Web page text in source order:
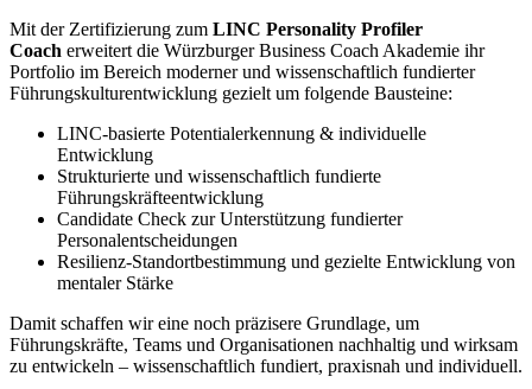
Mit der Zertifizierung zum LINC Personality Profiler
Coach erweitert die Würzburger Business Coach Akademie ihr
Portfolio im Bereich moderner und wissenschaftlich fundierter
Führungskulturentwicklung gezielt um folgende Bausteine:
LINC-basierte Potentialerkennung & individuelle
Entwicklung
Strukturierte und wissenschaftlich fundierte
Führungskräfteentwicklung
Candidate Check zur Unterstützung fundierter
Personalentscheidungen
Resilienz-Standortbestimmung und gezielte Entwicklung von
mentaler Stärke
Damit schaffen wir eine noch präzisere Grundlage, um
Führungskräfte, Teams und Organisationen nachhaltig und wirksam
zu entwickeln – wissenschaftlich fundiert, praxisnah und individuell.